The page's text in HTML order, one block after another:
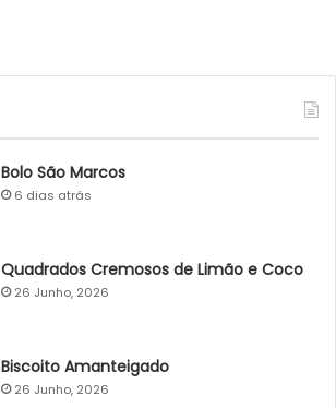
Bolo São Marcos
6 dias atrás
Quadrados Cremosos de Limão e Coco
26 Junho, 2026
Biscoito Amanteigado
26 Junho, 2026